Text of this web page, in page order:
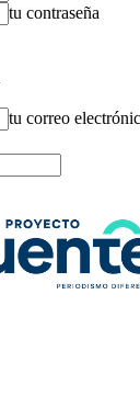
tu contraseña
tu correo